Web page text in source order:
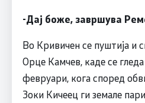
-Дај боже, завршува
Во Кривичен се пуштија и
Орце Камчев, каде се
февруари, кога според
Зоки Кичеец ги земале